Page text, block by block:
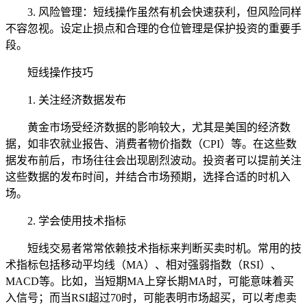
3. 风险管理：短线操作虽然有机会快速获利，但风险同样
不容忽视。设定止损点和合理的仓位管理是保护投资的重要手
段。
短线操作技巧
1. 关注经济数据发布
黄金市场受经济数据的影响较大，尤其是美国的经济数
据，如非农就业报告、消费者物价指数（CPI）等。在这些数
据发布前后，市场往往会出现剧烈波动。投资者可以提前关注
这些数据的发布时间，并结合市场预期，选择合适的时机入
场。
2. 学会使用技术指标
短线交易者常常依赖技术指标来判断买卖时机。常用的技
术指标包括移动平均线（MA）、相对强弱指数（RSI）、
MACD等。比如，当短期MA上穿长期MA时，可能意味着买
入信号；而当RSI超过70时，可能表明市场超买，可以考虑卖